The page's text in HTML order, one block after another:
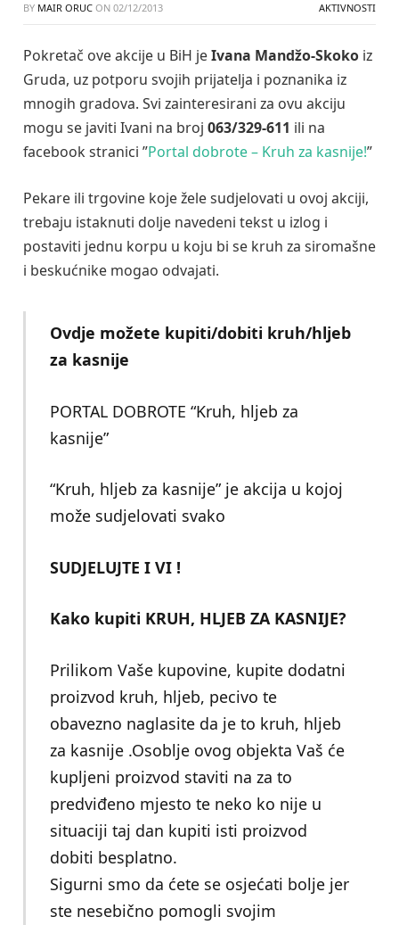
BY MAIR ORUC ON 02/12/2013 AKTIVNOSTI
Pokretač ove akcije u BiH jeIvana Mandžo-Skoko iz
Gruda, uz potporu svojih prijatelja i poznanika iz
mnogih gradova. Svi zainteresirani za ovu akciju
mogu se javiti Ivani na broj 063/329-611 ili na
facebook stranici ”Portal dobrote – Kruh za kasnije!”
Pekare ili trgovine koje žele sudjelovati u ovoj akciji,
trebaju istaknuti dolje navedeni tekst u izlog i
postaviti jednu korpu u koju bi se kruh za siromašne
i beskućnike mogao odvajati.
Ovdje možete kupiti/dobiti kruh/hljeb
za kasnije
PORTAL DOBROTE “Kruh, hljeb za
kasnije”
“Kruh, hljeb za kasnije” je akcija u kojoj
može sudjelovati svako
SUDJELUJTE I VI !
Kako kupiti KRUH, HLJEB ZA KASNIJE?
Prilikom Vaše kupovine, kupite dodatni
proizvod kruh, hljeb, pecivo te
obavezno naglasite da je to kruh, hljeb
za kasnije .Osoblje ovog objekta Vaš će
kupljeni proizvod staviti na za to
predviđeno mjesto te neko ko nije u
situaciji taj dan kupiti isti proizvod
dobiti besplatno.
Sigurni smo da ćete se osjećati bolje jer
ste nesebično pomogli svojim